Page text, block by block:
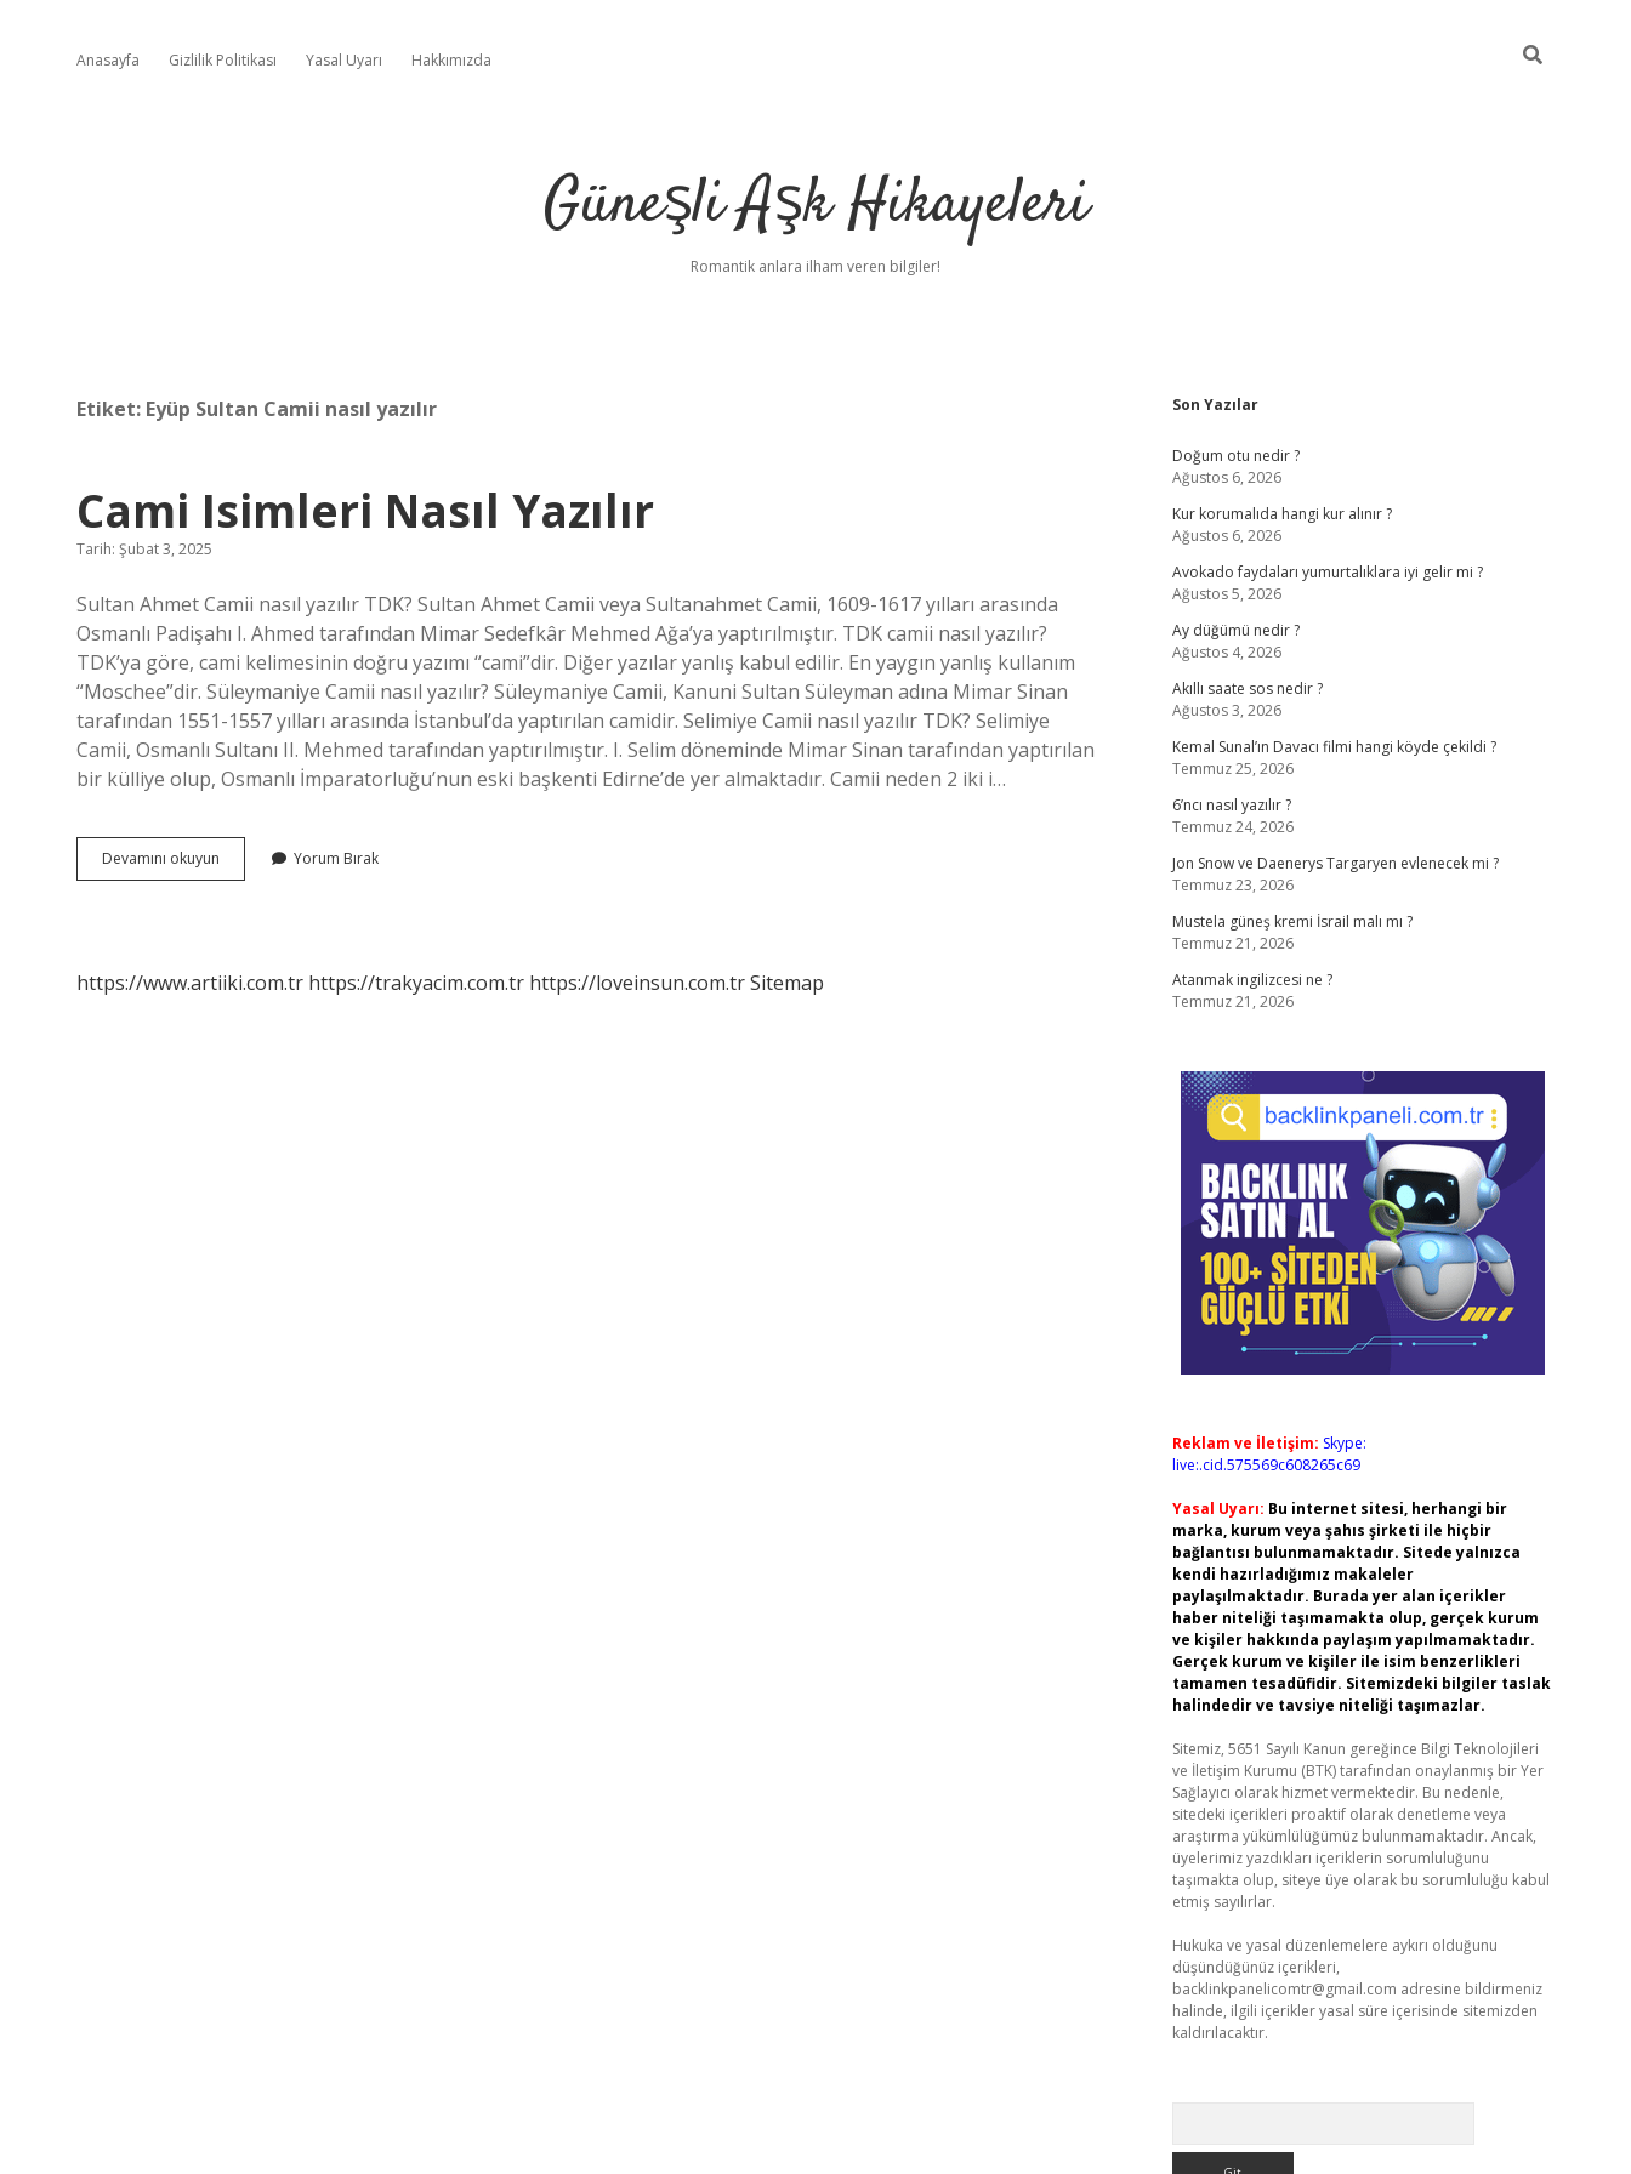
Anasayfa Gizlilik Politikası Yasal Uyarı Hakkımızda
Güneşli Aşk Hikayeleri
Romantik anlara ilham veren bilgiler!
Etiket: Eyüp Sultan Camii nasıl yazılır
Cami Isimleri Nasıl Yazılır
Tarih: Şubat 3, 2025
Sultan Ahmet Camii nasıl yazılır TDK? Sultan Ahmet Camii veya Sultanahmet Camii, 1609-1617 yılları arasında
Osmanlı Padişahı I. Ahmed tarafından Mimar Sedefkâr Mehmed Ağa’ya yaptırılmıştır. TDK camii nasıl yazılır?
TDK’ya göre, cami kelimesinin doğru yazımı “cami”dir. Diğer yazılar yanlış kabul edilir. En yaygın yanlış kullanım
“Moschee”dir. Süleymaniye Camii nasıl yazılır? Süleymaniye Camii, Kanuni Sultan Süleyman adına Mimar Sinan
tarafından 1551-1557 yılları arasında İstanbul’da yaptırılan camidir. Selimiye Camii nasıl yazılır TDK? Selimiye
Camii, Osmanlı Sultanı II. Mehmed tarafından yaptırılmıştır. I. Selim döneminde Mimar Sinan tarafından yaptırılan
bir külliye olup, Osmanlı İmparatorluğu’nun eski başkenti Edirne’de yer almaktadır. Camii neden 2 iki i…
Devamını okuyun
Isimleri
Yorum Bırak
https://www.artiiki.com.tr https://trakyacim.com.tr https://loveinsun.com.trSitemap
Sidebar
Son Yazılar
Doğum otu nedir ?
Ağustos 6, 2026
Kur korumalıda hangi kur alınır ?
Ağustos 6, 2026
Avokado faydaları yumurtalıklara iyi gelir mi ?
Ağustos 5, 2026
Ay düğümü nedir ?
Ağustos 4, 2026
Akıllı saate sos nedir ?
Ağustos 3, 2026
Kemal Sunal’ın Davacı filmi hangi köyde çekildi ?
Temmuz 25, 2026
6’ncı nasıl yazılır ?
Temmuz 24, 2026
Jon Snow ve Daenerys Targaryen evlenecek mi ?
Temmuz 23, 2026
Mustela güneş kremi İsrail malı mı ?
Temmuz 21, 2026
Atanmak ingilizcesi ne ?
Temmuz 21, 2026
Reklam ve İletişim: Skype:
live:.cid.575569c608265c69
Yasal Uyarı: Bu internet sitesi, herhangi bir
marka, kurum veya şahıs şirketi ile hiçbir
bağlantısı bulunmamaktadır. Sitede yalnızca
kendi hazırladığımız makaleler
paylaşılmaktadır. Burada yer alan içerikler
haber niteliği taşımamakta olup, gerçek kurum
ve kişiler hakkında paylaşım yapılmamaktadır.
Gerçek kurum ve kişiler ile isim benzerlikleri
tamamen tesadüfidir. Sitemizdeki bilgiler taslak
halindedir ve tavsiye niteliği taşımazlar.
Sitemiz, 5651 Sayılı Kanun gereğince Bilgi Teknolojileri
ve İletişim Kurumu (BTK) tarafından onaylanmış bir Yer
Sağlayıcı olarak hizmet vermektedir. Bu nedenle,
sitedeki içerikleri proaktif olarak denetleme veya
araştırma yükümlülüğümüz bulunmamaktadır. Ancak,
üyelerimiz yazdıkları içeriklerin sorumluluğunu
taşımakta olup, siteye üye olarak bu sorumluluğu kabul
etmiş sayılırlar.
Hukuka ve yasal düzenlemelere aykırı olduğunu
düşündüğünüz içerikleri,
backlinkpanelicomtr@gmail.com adresine bildirmeniz
halinde, ilgili içerikler yasal süre içerisinde sitemizden
kaldırılacaktır.
betci